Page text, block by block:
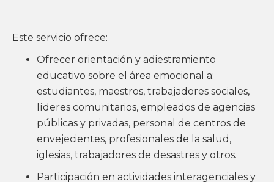
Este servicio ofrece:
Ofrecer orientación y adiestramiento
educativo sobre el área emocional a:
estudiantes, maestros, trabajadores sociales,
líderes comunitarios, empleados de agencias
públicas y privadas, personal de centros de
envejecientes, profesionales de la salud,
iglesias, trabajadores de desastres y otros.
Participación en actividades interagenciales y